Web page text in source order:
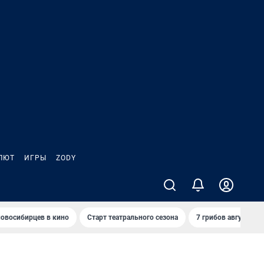
ИГРЫ ZODY
в кино Старт театрального сезона 7 грибов августа